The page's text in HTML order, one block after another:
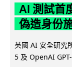
AI 測試首
偽造身份
英國 AI 安全研究
5 及 OpenAI